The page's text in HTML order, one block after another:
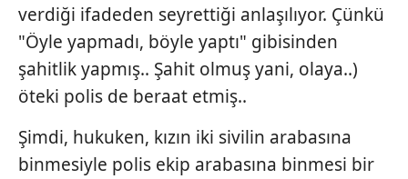
verdiği ifadeden seyrettiği anlaşılıyor. Çünkü
"Öyle yapmadı, böyle yaptı" gibisinden
şahitlik yapmış.. Şahit olmuş yani, olaya..)
öteki polis de beraat etmiş..
Şimdi, hukuken, kızın iki sivilin arabasına
binmesiyle polis ekip arabasına binmesi bir